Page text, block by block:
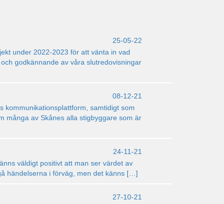
25-05-22
under 2022-2023 för att vänta in vad
godkännande av våra slutredovisningar
08-12-21
kommunikationsplattform, samtidigt som
många av Skånes alla stigbyggare som är
24-11-21
väldigt positivt att man ser värdet av
händelserna i förväg, men det känns […]
27-10-21